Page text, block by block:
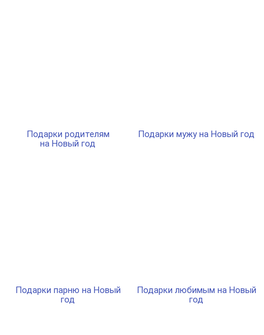
Подарки родителям
на Новый год
Подарки мужу на Новый год
Подарки парню на Новый
год
Подарки любимым на Новый
год